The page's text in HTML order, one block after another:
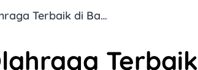
8 Smartwatch untuk Olahraga Terbaik di Bawah Rp3 Juta, Tahan Air!
Terbaik